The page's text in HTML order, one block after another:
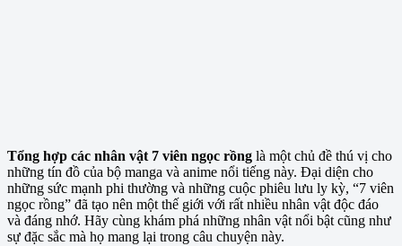
Tổng hợp các nhân vật 7 viên ngọc rồng là một chủ đề thú vị cho
những tín đồ của bộ manga và anime nổi tiếng này. Đại diện cho
những sức mạnh phi thường và những cuộc phiêu lưu ly kỳ, “7 viên
ngọc rồng” đã tạo nên một thế giới với rất nhiều nhân vật độc đáo
và đáng nhớ. Hãy cùng khám phá những nhân vật nổi bật cũng như
sự đặc sắc mà họ mang lại trong câu chuyện này.